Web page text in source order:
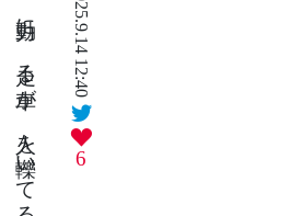
2025.9.14 12:40
6